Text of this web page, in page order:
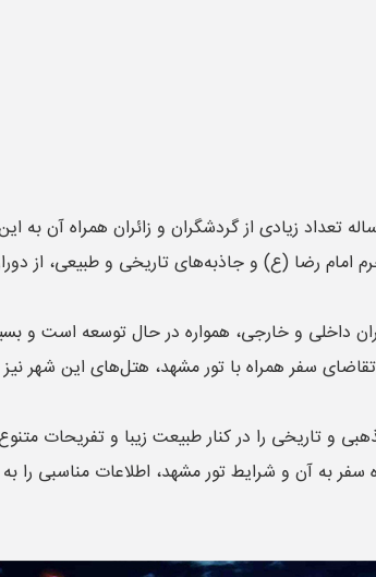
تعداد زیادی از گردشگران و زائران همراه آن
رضا (ع) و جاذبه‌های تاریخی و طبیعی، از دوران
داخلی و خارجی، همواره در حال توسعه است و
سفر همراه با تور مشهد، هتل‌های این شهر
و تاریخی را در کنار طبیعت زیبا و تفریحات
به آن و شرایط تور مشهد، اطلاعات مناسبی را